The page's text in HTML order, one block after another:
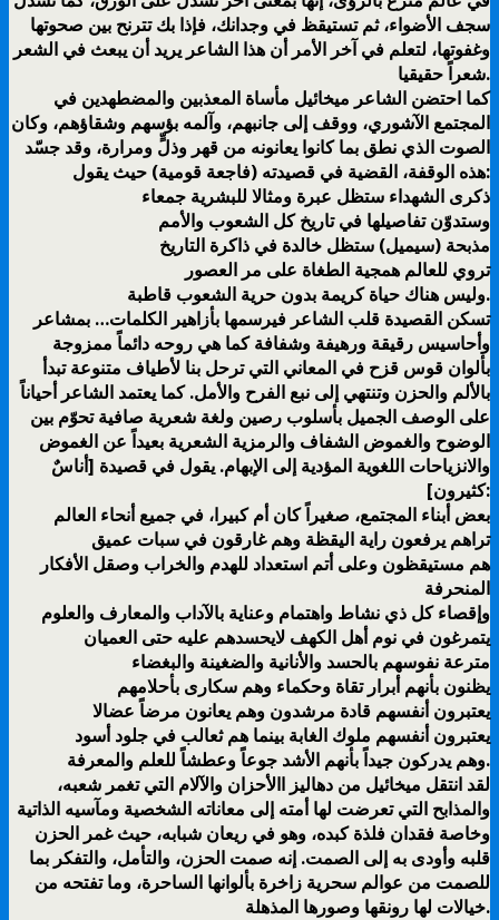
سجف الأضواء، ثم تستيقظ في وجدانك، فإذا بك تترنح بين صحوتها
وغفوتها، لتعلم في آخر الأمر أن هذا الشاعر يريد أن يبعث في الشعر
شعراً حقيقيا.
كما احتضن الشاعر ميخائيل مأساة المعذبین والمضطھدین في
المجتمع الآشوري، ووقف إلى جانبھم، وآلمه بؤسھم وشقاؤھم، وكان
الصوت الذي نطق بما كانوا یعانونه من قھر وذلٍّ ومرارة، وقد جسّد
ھذه الوقفة، القضیة في قصیدته (فاجعة قومية) حیث يقول:
ذكرى الشهداء ستظل عبرة ومثالا للبشرية جمعاء
وستدوّن تفاصيلها في تاريخ كل الشعوب والأمم
مذبحة (سيميل) ستظل خالدة في ذاكرة التاريخ
تروي للعالم همجية الطغاة على مر العصور
وليس هناك حياة كريمة بدون حرية الشعوب قاطبة.
تسكن القصیدة قلب الشاعر فیرسمھا بأزاهير الكلمات… بمشاعر
وأحاسیس رقیقة ورھیفة وشفافة كما ھي روحه دائماً ممزوجة
بألوان قوس قزح في المعاني التي ترحل بنا لأطیاف متنوعة تبدأ
بالألم والحزن وتنتھي إلى نبع الفرح والأمل. كما یعتمد الشاعر أحیاناً
على الوصف الجمیل بأسلوب رصین ولغة شعریة صافیة تحوّم بین
الوضوح والغموض الشفاف والرمزیة الشعریة بعیداً عن الغموض
والانزیاحات اللغویة المؤدیة إلى الإبھام. يقول في قصيدة [أناسٌ
كثيرون]:
بعض أبناء المجتمع، صغيراً كان أم كبيرا، في جميع أنحاء العالم
تراهم يرفعون راية اليقظة وهم غارقون في سبات عميق
هم مستيقظون وعلى أتم استعداد للهدم والخراب وصقل الأفكار
المنحرفة
وإقصاء كل ذي نشاط واهتمام وعناية بالآداب والمعارف والعلوم
يتمرغون في نوم أهل الكهف لايحسدهم عليه حتى العميان
مترعة نفوسهم بالحسد والأنانية والضغينة والبغضاء
يظنون بأنهم أبرار تقاة وحكماء وهم سكارى بأحلامهم
يعتبرون أنفسهم قادة مرشدون وهم يعانون مرضاً عضالا
يعتبرون أنفسهم ملوك الغابة بينما هم ثعالب في جلود أسود
وهم يدركون جيداً بأنهم الأشد جوعاً وعطشاً للعلم والمعرفة.
لقد انتقل ميخائيل من دهاليز االأحزان والآلام التي تغمر شعبه،
والمذابح التي تعرضت لها أمته إلى معاناته الشخصية ومآسيه الذاتية
وخاصة فقدان فلذة كبده، وهو في ريعان شبابه، حيث غمر الحزن
قلبه وأودى به إلى الصمت. إنه صمت الحزن، والتأمل، والتفكر بما
للصمت من عوالم سحرية زاخرة بألوانها الساحرة، وما تفتحه من
خيالات لها رونقها وصورها المذهلة.